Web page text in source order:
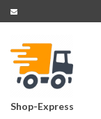
Shop-Express